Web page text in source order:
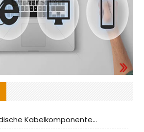
CNC Tech Inländische Kabelkomponentenbewertung und Massenproduktionsanpassungsanleitung